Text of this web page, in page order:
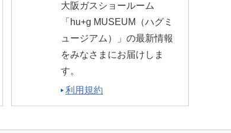
大阪ガスショールーム
「hu+g MUSEUM（ハグミ
ュージアム）」の最新情報
をみなさまにお届けしま
す。
利用規約